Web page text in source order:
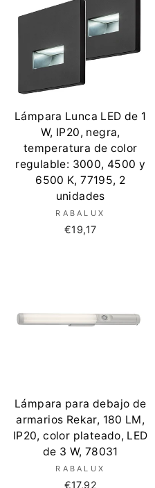
Lámpara Lunca LED de 1
W, IP20, negra,
temperatura de color
regulable: 3000, 4500 y
6500 K, 77195, 2
unidades
RABALUX
€19,17
Lámpara para debajo de
armarios Rekar, 180 LM,
IP20, color plateado, LED
de 3 W, 78031
RABALUX
€17,92